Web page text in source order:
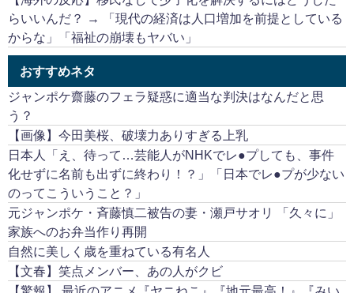
らいいんだ？ → 「現代の経済は人口増加を前提としている
からな」「福祉の崩壊もヤバい」
おすすめネタ
ジャンポケ齋藤のフェラ疑惑に適当な判決はなんだと思
う？
【画像】今田美桜、破壊力ありすぎる上乳
日本人「え、待って…芸能人がNHKでレ●プしても、事件
化せずに名前も出ずに終わり！？」「日本でレ●プが少ない
のってこういうこと？」
元ジャンポケ・斉藤慎二被告の妻・瀬戸サオリ 「久々に」
家族へのお弁当作り再開
自然に美しく歳を重ねている有名人
【文春】笑点メンバー、あの人がクビ